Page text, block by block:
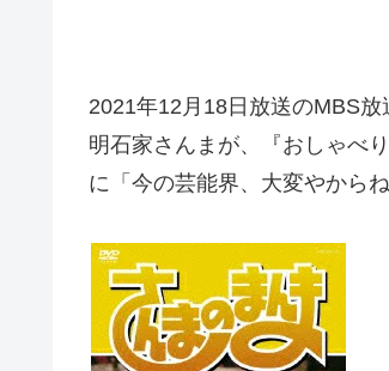
2021年12月18日放送のMBS
明石家さんまが、『おしゃべ
に「今の芸能界、大変やから